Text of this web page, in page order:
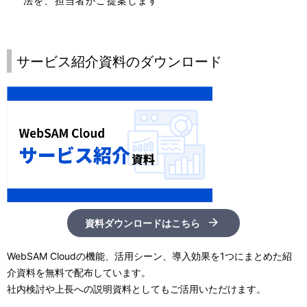
サービス紹介資料のダウンロード
資料ダウンロードはこちら
WebSAM Cloudの機能、活用シーン、導入効果を1つにまとめた紹
介資料を無料で配布しています。
社内検討や上長への説明資料としてもご活用いただけます。